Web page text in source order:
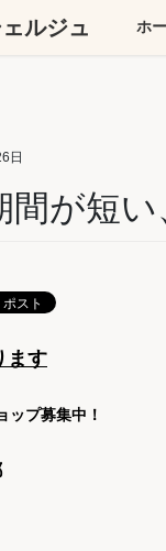
ルジュ ホ
日
間が短
ます
ップ募集中！